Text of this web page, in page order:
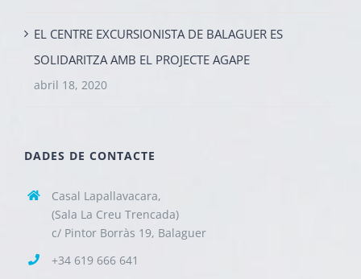
EL CENTRE EXCURSIONISTA DE BALAGUER ES
SOLIDARITZA AMB EL PROJECTE AGAPE
abril 18, 2020
DADES DE CONTACTE
Casal Lapallavacara,
(Sala La Creu Trencada)
c/ Pintor Borràs 19, Balaguer
+34 619 666 641